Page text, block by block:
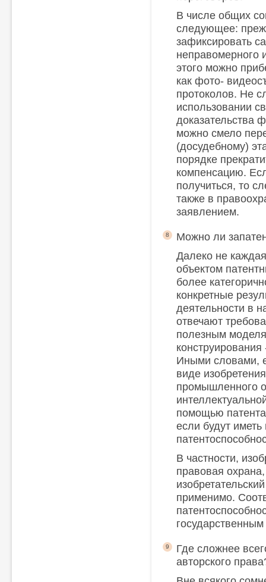
В числе общих
следующее:
зафиксировать
неправомерного
этого можно
как фото-
протоколов. Не
использовании
доказательства
можно смело
(досудебному)
порядке
компенсацию.
получиться, то
также в
заявлением.
Можно ли
Далеко не
объектом
более
конкретные
деятельности в
отвечают
полезным
Иными словами,
виде
промышленного
помощью
если будут
В частности,
правовая
применимо.
8
Где сложнее
авторского
9